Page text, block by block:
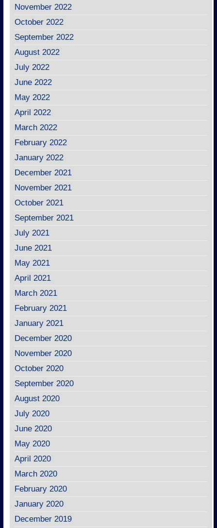
November 2022
October 2022
September 2022
August 2022
July 2022
June 2022
May 2022
April 2022
March 2022
February 2022
January 2022
December 2021
November 2021
October 2021
September 2021
July 2021
June 2021
May 2021
April 2021
March 2021
February 2021
January 2021
December 2020
November 2020
October 2020
September 2020
August 2020
July 2020
June 2020
May 2020
April 2020
March 2020
February 2020
January 2020
December 2019